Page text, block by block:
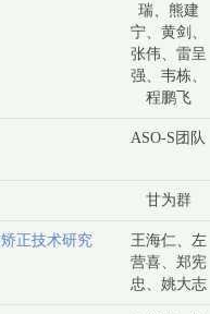
瑞、熊建
宁、黄剑、
张伟、雷呈
强、韦栋、
程鹏飞
ASO-S团队
甘为群
正技术研究
王海仁、左
营喜、郑宪
忠、姚大志